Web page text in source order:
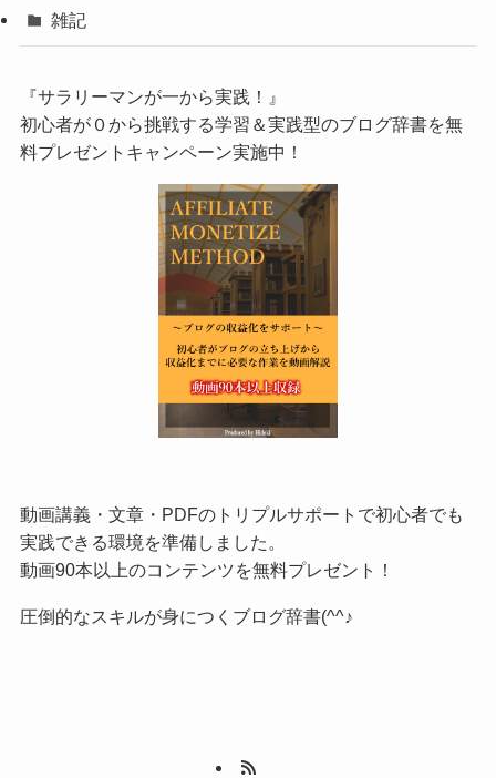
雑記
『サラリーマンが一から実践！』
初心者が０から挑戦する学習＆実践型のブログ辞書を無
料プレゼントキャンペーン実施中！
動画講義・文章・PDFのトリプルサポートで初心者でも
実践できる環境を準備しました。
動画90本以上のコンテンツを無料プレゼント！
圧倒的なスキルが身につくブログ辞書(^^♪